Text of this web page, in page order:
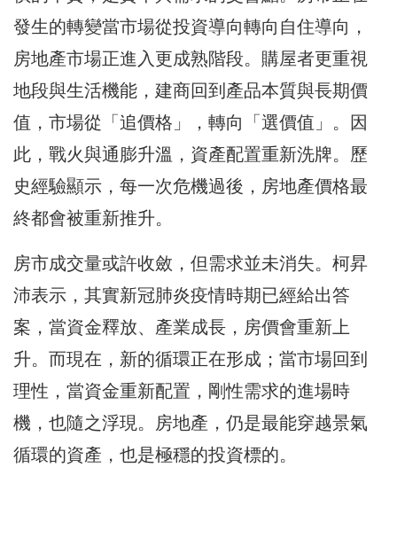
發生的轉變當市場從投資導向轉向自住導向，
房地產市場正進入更成熟階段。購屋者更重視
地段與生活機能，建商回到產品本質與長期價
值，市場從「追價格」，轉向「選價值」。因
此，戰火與通膨升溫，資產配置重新洗牌。歷
史經驗顯示，每一次危機過後，房地產價格最
終都會被重新推升。
房市成交量或許收斂，但需求並未消失。柯昇
沛表示，其實新冠肺炎疫情時期已經給出答
案，當資金釋放、產業成長，房價會重新上
升。而現在，新的循環正在形成；當市場回到
理性，當資金重新配置，剛性需求的進場時
機，也隨之浮現。房地產，仍是最能穿越景氣
循環的資產，也是極穩的投資標的。